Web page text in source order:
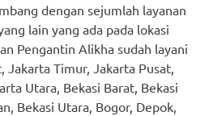
dengan sejumlah layanan
lain yang ada pada lokasi
Pengantin Alikha sudah layani
Jakarta Timur, Jakarta Pusat,
Utara, Bekasi Barat, Bekasi
Bekasi Utara, Bogor, Depok,